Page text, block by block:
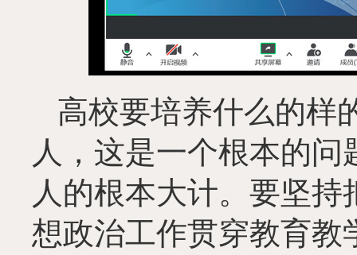
高校要培养什么的样
人，这是一个根本的
人的根本大计。要坚
想政治工作贯穿教育教